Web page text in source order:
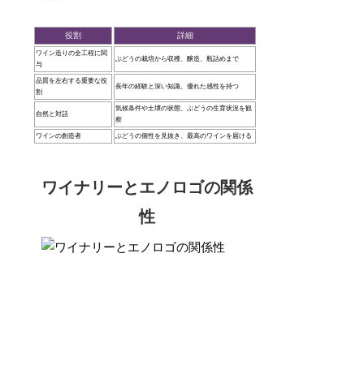
役割 詳細
ワイン造りの全工程に関
与
ぶどうの栽培から収穫、醸造、瓶詰めまで
品質を左右する重要な役
割
長年の経験と深い知識、優れた感性を持つ
自然と対話
気候条件や土壌の状態、ぶどうの生育状況を観
察
ワインの創造者 ぶどうの個性を見抜き、最高のワインを届ける
ワイナリーとエノロゴの関係
性